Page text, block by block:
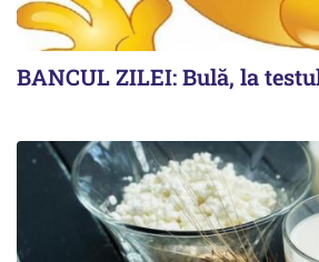
BANCUL ZILEI: Bulă, la